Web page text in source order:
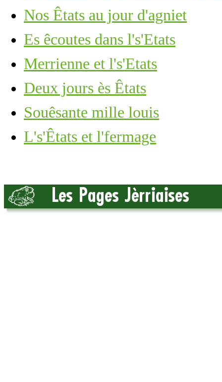
Nos Êtats au jour d'agniet
Es êcoutes dans l's'Etats
Merrienne et l's'Etats
Deux jours ès Êtats
Souêsante mille louis
L's'Êtats et l'fermage